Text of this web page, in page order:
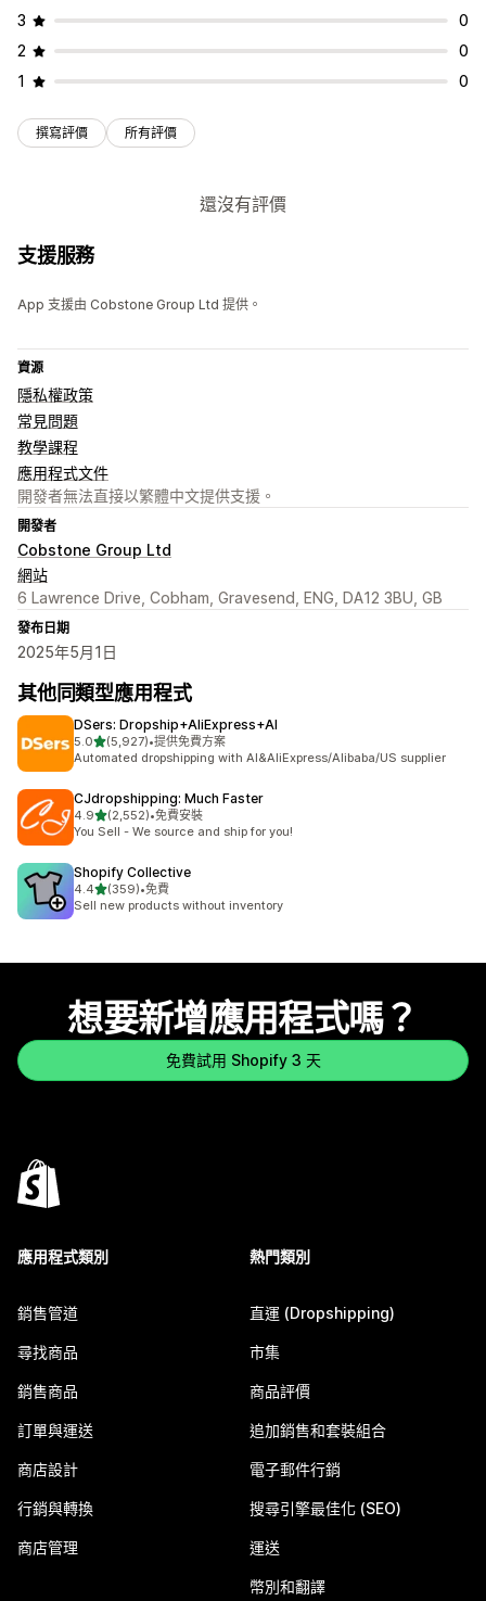
3
0
2
0
1
0
撰寫評價 所有評價
還沒有評價
支援服務
App 支援由 Cobstone Group Ltd 提供。
資源
隱私權政策
常見問題
教學課程
應用程式文件
開發者無法直接以繁體中文提供支援。
開發者
Cobstone Group Ltd
網站
6 Lawrence Drive, Cobham, Gravesend, ENG, DA12 3BU, GB
發布日期
2025年5月1日
其他同類型應用程式
DSers: Dropship+AliExpress+AI
5.0滿分 5 顆星
(5,927)
共有 5927 則評價
•提供免費方案
Automated dropshipping with AI&AliExpress/Alibaba/US supplier
CJdropshipping: Much Faster
4.9滿分 5 顆星
(2,552)
共有 2552 則評價
•免費安裝
You Sell - We source and ship for you!
Shopify Collective
4.4滿分 5 顆星
(359)
共有 359 則評價
•免費
Sell new products without inventory
想要新增應用程式嗎？
免費試用 Shopify 3 天
應用程式類別
銷售管道
尋找商品
銷售商品
訂單與運送
商店設計
行銷與轉換
商店管理
熱門類別
直運 (Dropshipping)
市集
商品評價
追加銷售和套裝組合
電子郵件行銷
搜尋引擎最佳化 (SEO)
運送
幣別和翻譯